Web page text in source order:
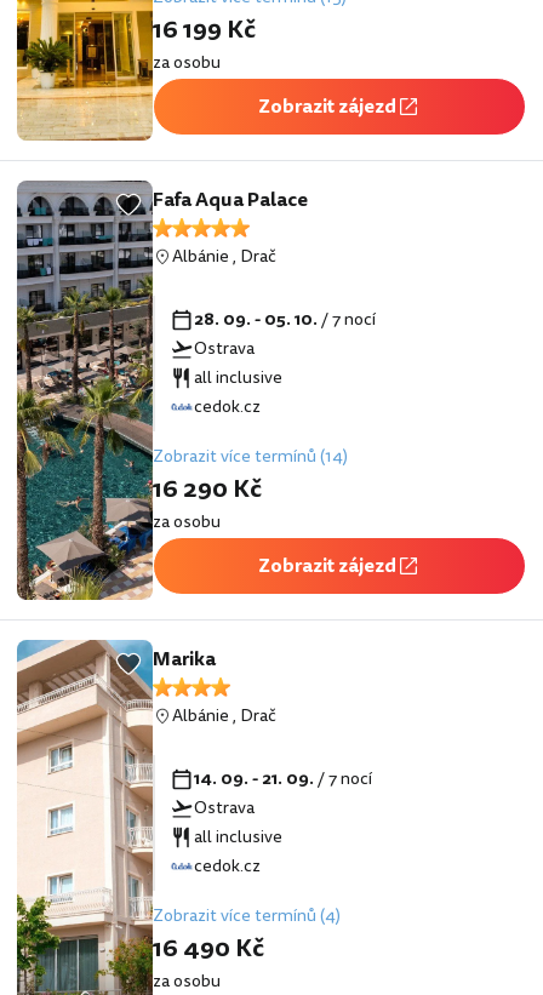
16 199 Kč
za osobu
Zobrazit zájezd
Fafa Aqua Palace
Albánie, Drač
28. 09. - 05. 10./ 7 nocí
Ostrava
all inclusive
cedok.cz
Zobrazit více termínů (14)
16 290 Kč
za osobu
Zobrazit zájezd
Marika
Albánie, Drač
14. 09. - 21. 09./ 7 nocí
Ostrava
all inclusive
cedok.cz
Zobrazit více termínů (4)
16 490 Kč
za osobu